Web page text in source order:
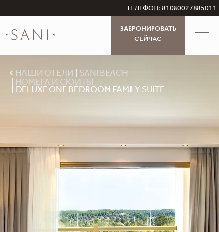
ТЕЛЕФОН: 81080027885011
ЗАБРОНИРОВАТЬ
СЕЙЧАС
НАШИ ОТЕЛИ
SANI BEACH
НОМЕРА И СЮИТЫ
DELUXE ONE BEDROOM FAMILY SUITE